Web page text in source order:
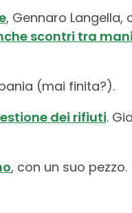
, Gennaro Langella,
scontri tra
(mai finita?).
dei rifiuti.
, con un suo pezzo.